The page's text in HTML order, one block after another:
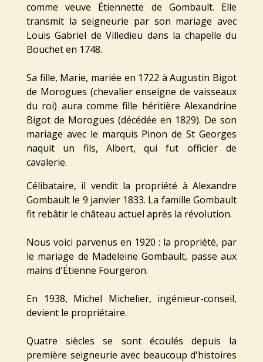
comme veuve Étiennette de Gombault. Elle
transmit la seigneurie par son mariage avec
Louis Gabriel de Villedieu dans la chapelle du
Bouchet en 1748.
Sa fille, Marie, mariée en 1722 à Augustin Bigot
de Morogues (chevalier enseigne de vaisseaux
du roi) aura comme fille héritière Alexandrine
Bigot de Morogues (décédée en 1829). De son
mariage avec le marquis Pinon de St Georges
naquit un fils, Albert, qui fut officier de
cavalerie.
Célibataire, il vendit la propriété à Alexandre
Gombault le 9 janvier 1833. La famille Gombault
fit rebâtir le château actuel après la révolution.
Nous voici parvenus en 1920 : la propriété, par
le mariage de Madeleine Gombault, passe aux
mains d'Étienne Fourgeron.
En 1938, Michel Michelier, ingénieur-conseil,
devient le propriétaire.
Quatre siècles se sont écoulés depuis la
première seigneurie avec beaucoup d'histoires